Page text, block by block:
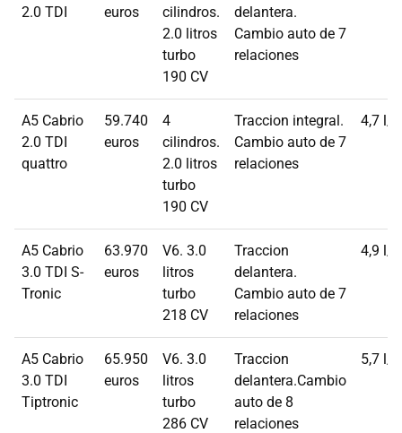
2.0 TDI
euros
cilindros.
2.0 litros
turbo
190 CV
delantera.
Cambio auto de 7
relaciones
A5 Cabrio
2.0 TDI
quattro
59.740
euros
4
cilindros.
2.0 litros
turbo
190 CV
Traccion integral.
Cambio auto de 7
relaciones
4,7 l/
A5 Cabrio
3.0 TDI S-
Tronic
63.970
euros
V6. 3.0
litros
turbo
218 CV
Traccion
delantera.
Cambio auto de 7
relaciones
4,9 l/
A5 Cabrio
3.0 TDI
Tiptronic
65.950
euros
V6. 3.0
litros
turbo
286 CV
Traccion
delantera.Cambio
auto de 8
relaciones
5,7 l/